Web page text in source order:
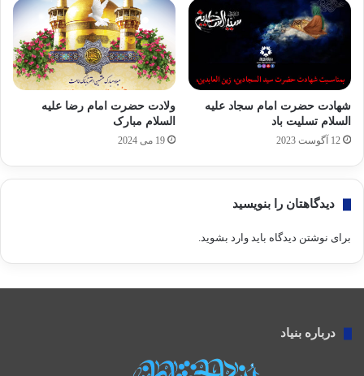
شهادت حضرت امام سجاد علیه
السلام تسلیت باد
12 آگوست 2023
ولادت حضرت امام رضا علیه
السلام مبارک
19 می 2024
دیدگاهتان را بنویسید
برای نوشتن دیدگاه باید وارد بشوید.
درباره بنیاد